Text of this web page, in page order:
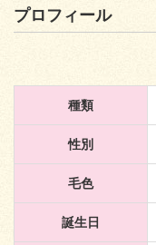
プロフィール
種類
性別
毛色
誕生日